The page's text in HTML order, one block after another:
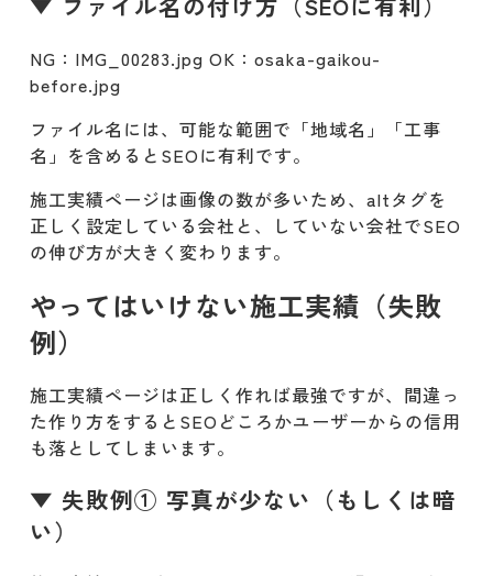
NG：IMG_00283.jpg OK：osaka-gaikou-
before.jpg
ファイル名には、可能な範囲で「地域名」「工事
名」を含めるとSEOに有利です。
施工実績ページは画像の数が多いため、altタグを
正しく設定している会社と、していない会社でSEO
の伸び方が大きく変わります。
やってはいけない施工実績（失敗
例）
施工実績ページは正しく作れば最強ですが、間違っ
た作り方をするとSEOどころかユーザーからの信用
も落としてしまいます。
▼ 失敗例① 写真が少ない（もしくは暗
い）